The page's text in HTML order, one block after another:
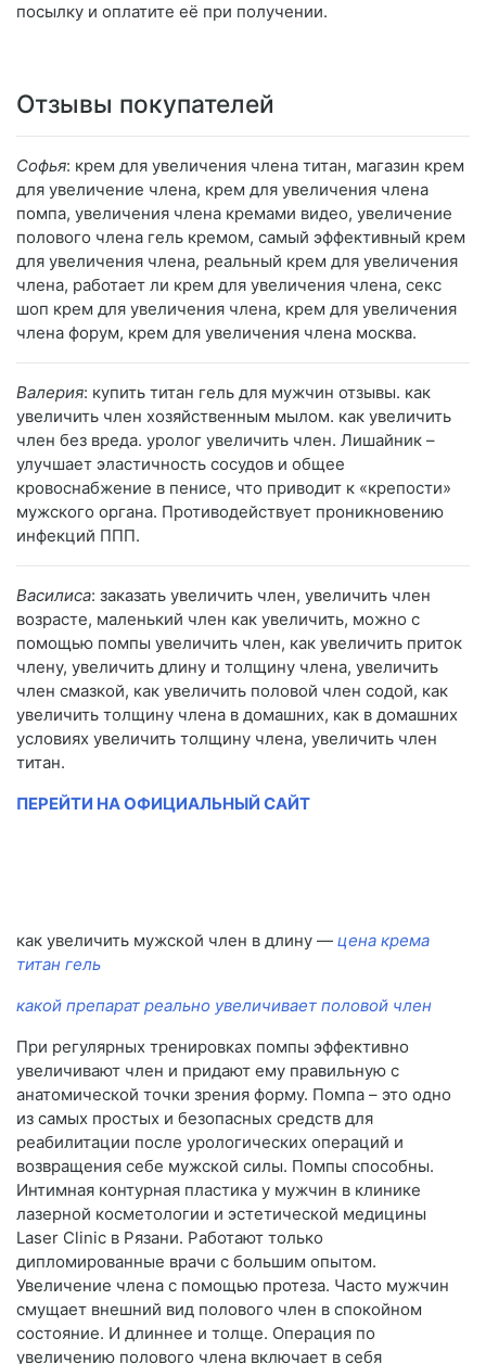
посылку и оплатите её при получении.
Отзывы покупателей
Софья: крем для увеличения члена титан, магазин крем
для увеличение члена, крем для увеличения члена
помпа, увеличения члена кремами видео, увеличение
полового члена гель кремом, самый эффективный крем
для увеличения члена, реальный крем для увеличения
члена, работает ли крем для увеличения члена, секс
шоп крем для увеличения члена, крем для увеличения
члена форум, крем для увеличения члена москва.
Валерия: купить титан гель для мужчин отзывы. как
увеличить член хозяйственным мылом. как увеличить
член без вреда. уролог увеличить член. Лишайник –
улучшает эластичность сосудов и общее
кровоснабжение в пенисе, что приводит к «крепости»
мужского органа. Противодействует проникновению
инфекций ППП.
Василиса: заказать увеличить член, увеличить член
возрасте, маленький член как увеличить, можно с
помощью помпы увеличить член, как увеличить приток
члену, увеличить длину и толщину члена, увеличить
член смазкой, как увеличить половой член содой, как
увеличить толщину члена в домашних, как в домашних
условиях увеличить толщину члена, увеличить член
титан.
ПЕРЕЙТИ НА ОФИЦИАЛЬНЫЙ САЙТ
как увеличить мужской член в длину — цена крема
титан гель
какой препарат реально увеличивает половой член
При регулярных тренировках помпы эффективно
увеличивают член и придают ему правильную с
анатомической точки зрения форму. Помпа – это одно
из самых простых и безопасных средств для
реабилитации после урологических операций и
возвращения себе мужской силы. Помпы способны.
Интимная контурная пластика у мужчин в клинике
лазерной косметологии и эстетической медицины
Laser Clinic в Рязани. Работают только
дипломированные врачи с большим опытом.
Увеличение члена с помощью протеза. Часто мужчин
смущает внешний вид полового член в спокойном
состояние. И длиннее и толще. Операция по
увеличению полового члена включает в себя